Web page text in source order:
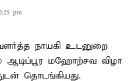
pm
நாயகி உடனுறை
ஆடிப்பூர மஹோற்சவ விழா
தொடங்கியது.